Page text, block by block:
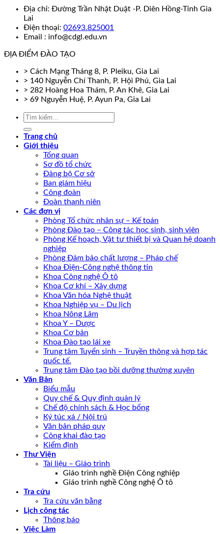
Địa chỉ: Đường Trần Nhật Duật -P. Diên Hồng-Tỉnh Gia
Lai
Điện thoại: 02693.825001
Email : info@cdgl.edu.vn
ĐỊA ĐIỂM ĐÀO TẠO
> Cách Mạng Tháng 8, P. Pleiku, Gia Lai
> 140 Nguyễn Chí Thanh, P. Hội Phú, Gia Lai
> 282 Hoàng Hoa Thám, P. An Khê, Gia Lai
> 69 Nguyễn Huệ, P. Ayun Pa, Gia Lai
Trang chủ
Giới thiệu
Tổng quan
Sơ đồ tổ chức
Đảng bộ Cơ sở
Ban giám hiệu
Công đoàn
Đoàn thanh niên
Các đơn vị
Phòng Tổ chức nhân sự – Kế toán
Phòng Đào tạo – Công tác học sinh, sinh viên
Phòng Kế hoạch, Vật tư thiết bị và Quan hệ doanh
nghiệp
Phòng Đảm bảo chất lượng – Pháp chế
Khoa Điện-Công nghệ thông tin
Khoa Công nghệ Ô tô
Khoa Cơ khí – Xây dựng
Khoa Văn hóa Nghệ thuật
Khoa Nghiệp vụ – Du lịch
Khoa Nông Lâm
Khoa Y – Dược
Khoa Cơ bản
Khoa Đào tạo lái xe
Trung tâm Tuyển sinh – Truyền thông và hợp tác
quốc tế.
Trung tâm Đào tạo bồi dưỡng thường xuyên
Văn Bản
Biểu mẫu
Quy chế & Quy định quản lý
Chế độ chính sách & Học bổng
Ký túc xá / Nội trú
Văn bản pháp quy
Công khai đào tạo
Kiểm định
Thư Viện
Tài liệu – Giáo trình
Giáo trình nghề Điện Công nghiệp
Giáo trình nghề Công nghệ Ô tô
Tra cứu
Tra cứu văn bằng
Lịch công tác
Thông báo
Việc Làm